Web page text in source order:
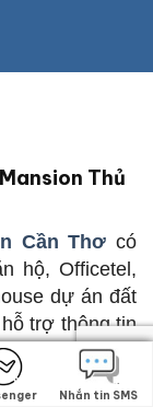
Thủ
Cần Thơ có
hộ, Officetel,
dự án đất
trợ thông tin
Phúc Mansion
iMessage,
Nhắn tin SMS
Nhắn tin SMS